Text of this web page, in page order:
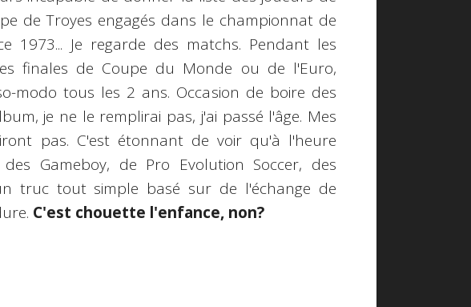
de Troyes engagés dans le championnat de
1973... Je regarde des matchs. Pendant les
finales de Coupe du Monde ou de l'Euro,
modo tous les 2 ans. Occasion de boire des
je ne le remplirai pas, j'ai passé l'âge. Mes
pas. C'est étonnant de voir qu'à l'heure
Gameboy, de Pro Evolution Soccer, des
truc tout simple basé sur de l'échange de
C'est chouette l'enfance, non?